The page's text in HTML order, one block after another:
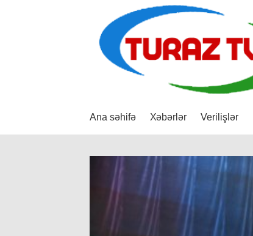
Ana səhifə Xəbərlər Verilişlər